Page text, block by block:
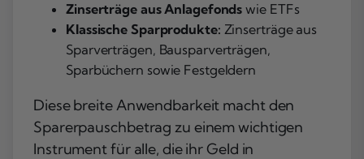
Zinserträge aus Anlagefonds wie ETFs
Klassische Sparprodukte: Zinserträge aus
Sparverträgen, Bausparverträgen,
Sparbüchern sowie Festgeldern
Diese breite Anwendbarkeit macht den
Sparerpauschbetrag zu einem wichtigen
Instrument für alle, die ihr Geld in